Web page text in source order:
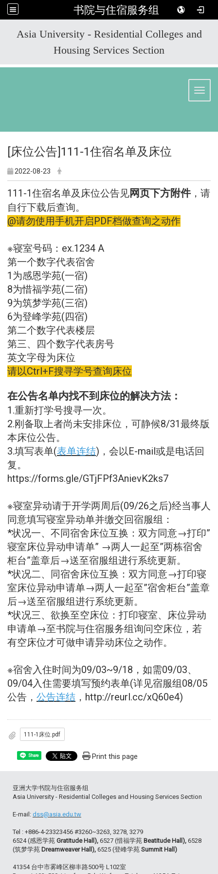
书院与住宿服务组
Asia University - Residential Colleges and
Housing Services Section
[床位公告]111-1住宿名单及床位
2022-08-23
111-1住宿名单及床位公告见网页下方附件，请
自行下载后查询。
@请勿使用手机开启PDF档做查询之动作
※寝室号码：ex.1234 A
第一个数字代表宿舍
1为感恩学苑(一宿)
8为惜福学苑(二宿)
9为筑梦学苑(三宿)
6为登峰学苑(四宿)
第二个数字代表楼层
第三、四个数字代表房号
英文字母为床位
请以Ctrl+F搜寻学号查询床位
在公告名单内找不到床位的解决方法：
1.重新打学号搜寻一次。
2.刚备取上者尚未安排床位，可静候8/31最终版
本床位公告。
3.填写表单(表单连结)，会以E-mail或是电话回
复。
https://forms.gle/GTjFPf3AnievK2ks7
※寝室异动请于开学两周后(09/26之后)经当事人
同意填写寝室异动单并缴交回宿服组：
*状况一、不同宿舍床位互换：双方同意→打印”
寝室床位异动申请单” →两人一起至”两栋宿舍
柜台”盖章后→送至宿服组进行系统更新。
*状况二、同宿舍床位互换：双方同意→打印寝
室床位异动申请单→两人一起至”宿舍柜台”盖章
后→送至宿服组进行系统更新。
*状况三、欲换至空床位：打印寝室、床位异动
申请单→至书院与住宿服务组询问空床位，若
有空床位才可做申请异动床位之动作。
※宿舍入住时间为09/03~9/18，如需09/03、
09/04入住需要填写预约表单(详见宿服组08/05
公告， 公告连结 ，http://reurl.cc/xQ60e4)
111-1床位.pdf
Share Print this page
亚洲大学书院与住宿服务组
Asia University - Residential Colleges and Housing Services Section
E-mail: dss@asia.edu.tw
Tel : +886-4-23323456 #3260~3263, 3278, 3279
6524 (感恩学苑 Gratitude Hall), 6527 (惜福学苑 Beatitude Hall), 6528
(筑梦学苑 Dreamweaver Hall), 6525 (登峰学苑 Summit Hall)
41354 台中市雾峰区柳丰路500号 L102室